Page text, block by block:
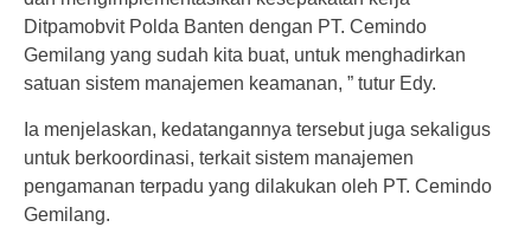
Ditpamobvit Polda Banten dengan PT. Cemindo
Gemilang yang sudah kita buat, untuk menghadirkan
satuan sistem manajemen keamanan, ” tutur Edy.
Ia menjelaskan, kedatangannya tersebut juga sekaligus
untuk berkoordinasi, terkait sistem manajemen
pengamanan terpadu yang dilakukan oleh PT. Cemindo
Gemilang.